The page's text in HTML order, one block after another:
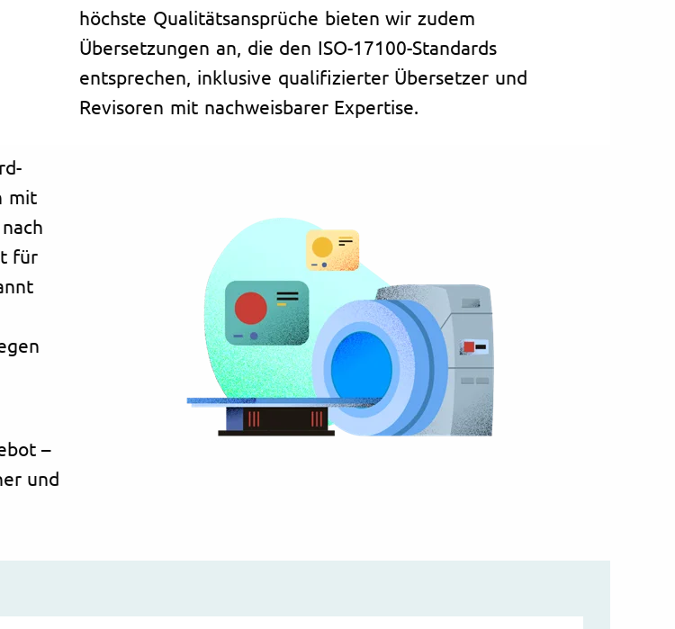
höchste Qualitätsansprüche bieten wir zudem
Übersetzungen an, die den ISO-17100-Standards
entsprechen, inklusive qualifizierter Übersetzer und
Revisoren mit nachweisbarer Expertise.
mit
für
–
und